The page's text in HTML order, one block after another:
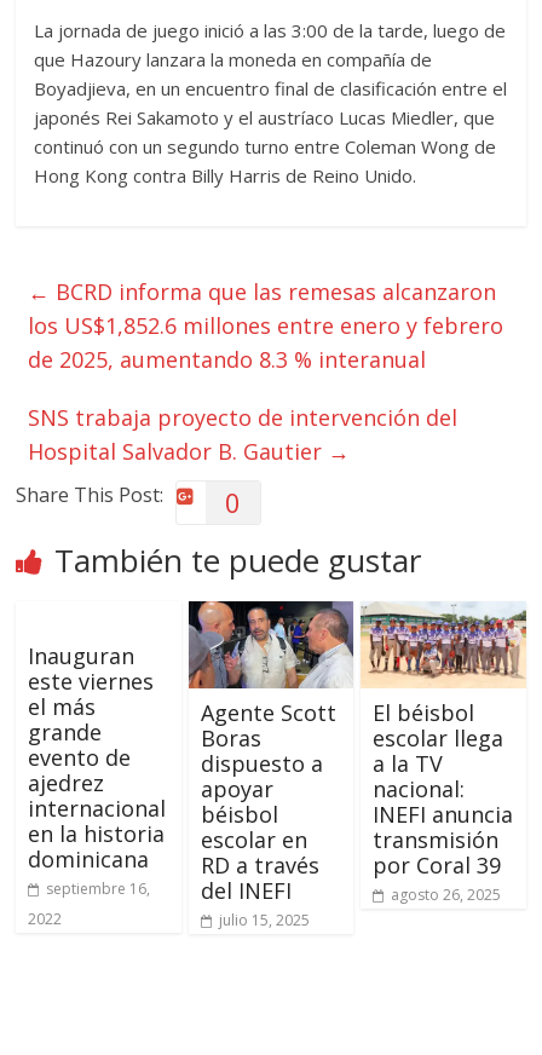
La jornada de juego inició a las 3:00 de la tarde, luego de
que Hazoury lanzara la moneda en compañía de
Boyadjieva, en un encuentro final de clasificación entre el
japonés Rei Sakamoto y el austríaco Lucas Miedler, que
continuó con un segundo turno entre Coleman Wong de
Hong Kong contra Billy Harris de Reino Unido.
← BCRD informa que las remesas alcanzaron
los US$1,852.6 millones entre enero y febrero
de 2025, aumentando 8.3 % interanual
SNS trabaja proyecto de intervención del
Hospital Salvador B. Gautier →
Share This Post: 0
También te puede gustar
Inauguran
este viernes
el más
grande
evento de
ajedrez
internacional
en la historia
dominicana
septiembre 16,
2022
Agente Scott
Boras
dispuesto a
apoyar
béisbol
escolar en
RD a través
del INEFI
julio 15, 2025
El béisbol
escolar llega
a la TV
nacional:
INEFI anuncia
transmisión
por Coral 39
agosto 26, 2025